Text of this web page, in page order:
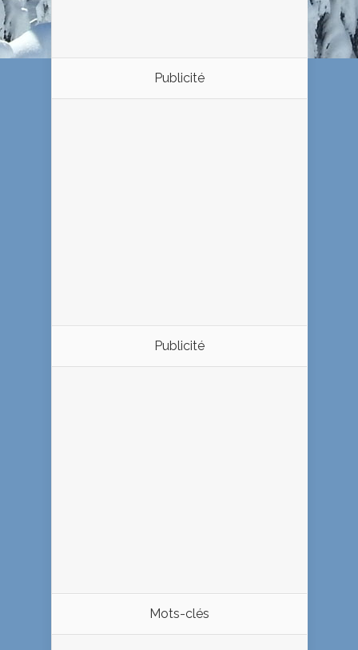
Publicité
Publicité
Mots-clés